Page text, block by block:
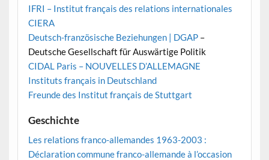
IFRI – Institut français des relations internationales
CIERA
Deutsch-französische Beziehungen | DGAP–
Deutsche Gesellschaft für Auswärtige Politik
CIDAL Paris – NOUVELLES D’ALLEMAGNE
Instituts français in Deutschland
Freunde des Institut français de Stuttgart
Geschichte
Les relations franco-allemandes 1963-2003 :
Déclaration commune franco-allemande à l’occasion